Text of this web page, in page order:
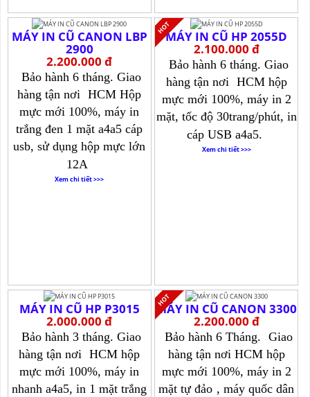
MÁY IN CŨ CANON LBP
2900
2.200.000 đ
Bảo hành 6 tháng. Giao
hàng tận nơi
HCM Hộp
mực mới 100%, máy in
trắng đen 1 mặt a4a5 cáp
usb, sử dụng hộp mực lớn
12A
Xem chi tiết >>>
MÁY IN CŨ HP 2055D
2.100.000 đ
Bảo hành 6 tháng. Giao
hàng tận nơi HCM hộp
mực mới 100%, máy in 2
mặt, tốc độ 30trang/phút, in
cáp USB a4a5.
Xem chi tiết >>>
MÁY IN CŨ HP P3015
2.000.000 đ
Bảo hành 3 tháng. Giao
hàng tận nơi
HCM hộp
mực mới 100%, máy in
nhanh a4a5, in 1 mặt trắng
MÁY IN CŨ CANON 3300
2.200.000 đ
Bảo hành 6 Tháng. Giao
hàng tận nơi HCM hộp
mực mới 100%, máy in 2
mặt tự đảo , máy quốc dân